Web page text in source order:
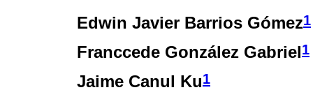
Edwin Javier Barrios Gómez1
Franccede González Gabriel1
Jaime Canul Ku1